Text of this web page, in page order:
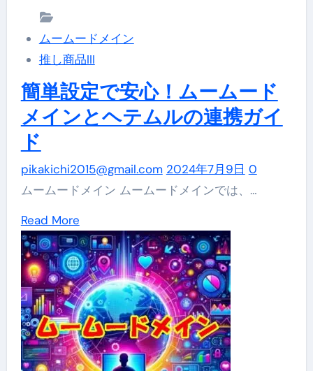
ン」
単
に
ド
メ
イ
情
報
変
更
し
よ
う！
ムームードメイン
推し商品III
簡単設定で安心！ムームード
メインとヘテムルの連携ガイ
ド
pikakichi2015@gmail.com 2024年7月9日 0
ムームードメイン ムームードメインでは、…
Read MoreRead
more
about
簡
単
設
定
で